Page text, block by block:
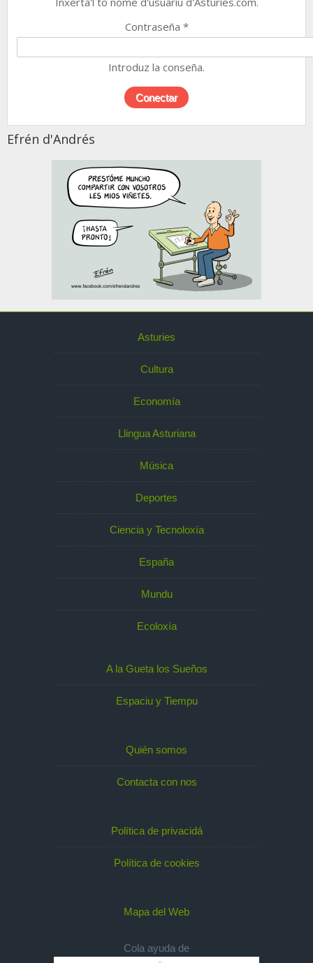
Contraseña *
Introduz la conseña.
Efrén d'Andrés
Asturies
Cultura
Economía
Llingua Asturiana
Música
Deportes
Ciencia y Tecnoloxía
España
Mundu
Ecoloxía
A la Gueta los Sueños
Espaciu y Tiempu
Quién somos
Contacta con nos
Política de privacidá
Política de cookies
Mapa del Web
Cola ayuda de